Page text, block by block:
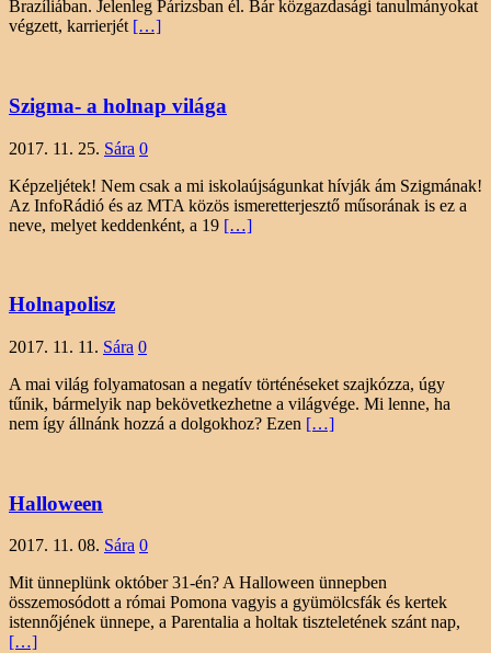
Brazíliában. Jelenleg Párizsban él. Bár közgazdasági tanulmányokat
végzett, karrierjét […]
Szigma- a holnap világa
2017. 11. 25. Sára 0
Képzeljétek! Nem csak a mi iskolaújságunkat hívják ám Szigmának!
Az InfoRádió és az MTA közös ismeretterjesztő műsorának is ez a
neve, melyet keddenként, a 19 […]
Holnapolisz
2017. 11. 11. Sára 0
A mai világ folyamatosan a negatív történéseket szajkózza, úgy
tűnik, bármelyik nap bekövetkezhetne a világvége. Mi lenne, ha
nem így állnánk hozzá a dolgokhoz? Ezen […]
Halloween
2017. 11. 08. Sára 0
Mit ünneplünk október 31-én? A Halloween ünnepben
összemosódott a római Pomona vagyis a gyümölcsfák és kertek
istennőjének ünnepe, a Parentalia a holtak tiszteletének szánt nap,
[…]